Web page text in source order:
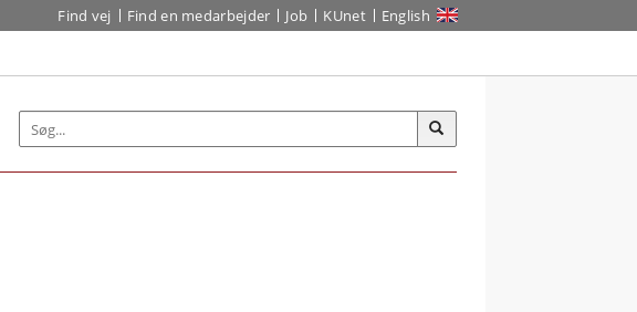
Find vej Find en medarbejder Job KUnet English